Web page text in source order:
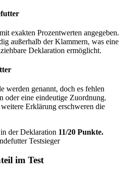
exakten Prozentwerten angegeben.
außerhalb der Klammern, was eine
Deklaration ermöglicht.
werden genannt, doch es fehlen
oder eine eindeutige Zuordnung.
Erklärung erschweren die
der Deklaration 11/20 Punkte.
im Test